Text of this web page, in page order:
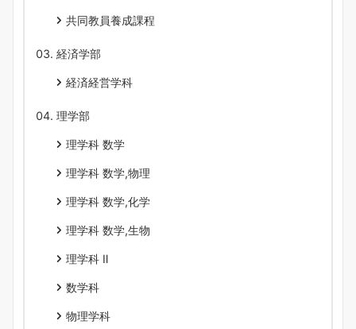
共同教員養成課程
経済学部
経済経営学科
理学部
理学科 数学
理学科 数学,物理
理学科 数学,化学
理学科 数学,生物
理学科 Ⅱ
数学科
物理学科